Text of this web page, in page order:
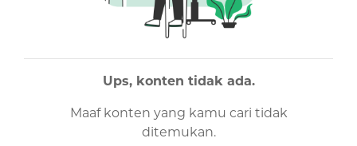
Ups, konten tidak ada.
Maaf konten yang kamu cari tidak
ditemukan.